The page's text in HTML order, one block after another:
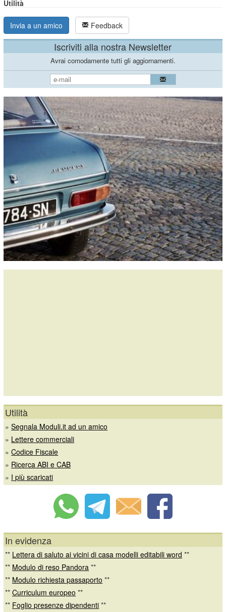
Utilità
Invia a un amico Feedback
Iscriviti alla nostra Newsletter
Avrai comodamente tutti gli aggiornamenti.
Utilità
»Segnala Moduli.it ad un amico
» Lettere commerciali
»Codice Fiscale
» Ricerca ABI e CAB
» I più scaricati
In evidenza
** Lettera di saluto ai vicini di casa modelli editabili word **
** Modulo di reso Pandora **
** Modulo richiesta passaporto **
**Curriculum europeo **
** Foglio presenze dipendenti **